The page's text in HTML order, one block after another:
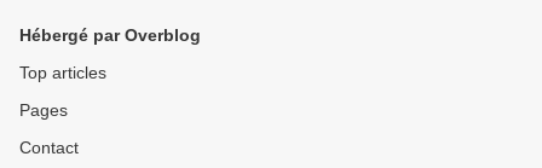
Hébergé par Overblog
Top articles
Pages
Contact